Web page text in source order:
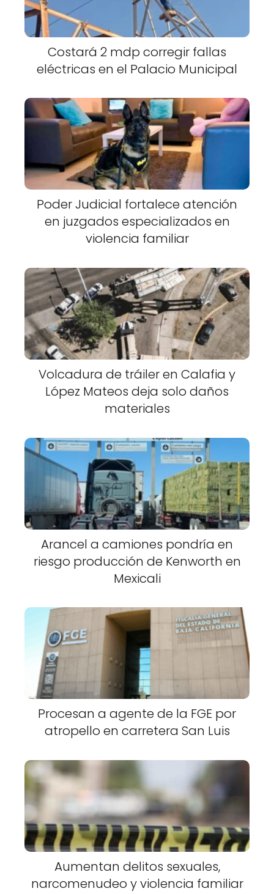
Costará 2 mdp corregir fallas
eléctricas en el Palacio Municipal
Poder Judicial fortalece atención
en juzgados especializados en
violencia familiar
Volcadura de tráiler en Calafia y
López Mateos deja solo daños
materiales
Arancel a camiones pondría en
riesgo producción de Kenworth en
Mexicali
Procesan a agente de la FGE por
atropello en carretera San Luis
Aumentan delitos sexuales,
narcomenudeo y violencia familiar